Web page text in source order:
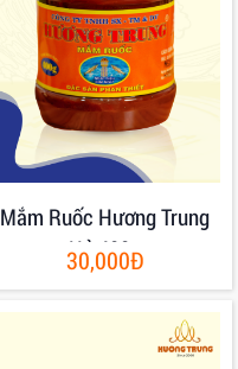
Mắm Ruốc Hương Trung
Hủ 400g
30,000Đ